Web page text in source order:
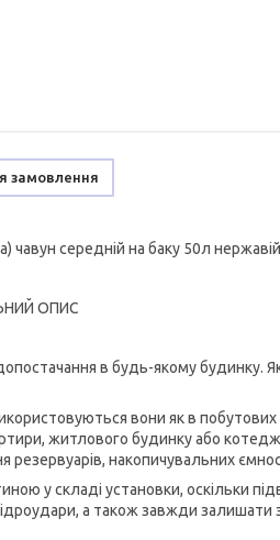
замовлення
чавун середній на баку 50л
ОПИС
в будь-якому будинку.
вони як в
житлового будинку або
накопичувальних
у складі установки, оскільки
а також завжди залишати